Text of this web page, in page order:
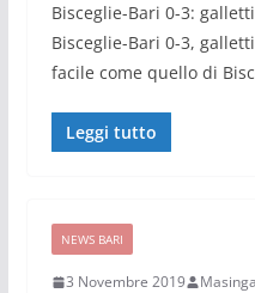
Bisceglie-Bari 0-3:
Bisceglie-Bari 0-3,
facile come quello di
Leggi tutto
NEWS BARI
3 Novembre 2019